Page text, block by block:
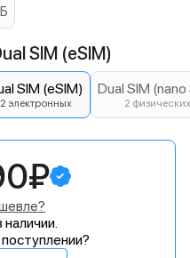
SIM (eSIM)
SIM (eSIM)
2 электронных
Dual SIM
2 физических